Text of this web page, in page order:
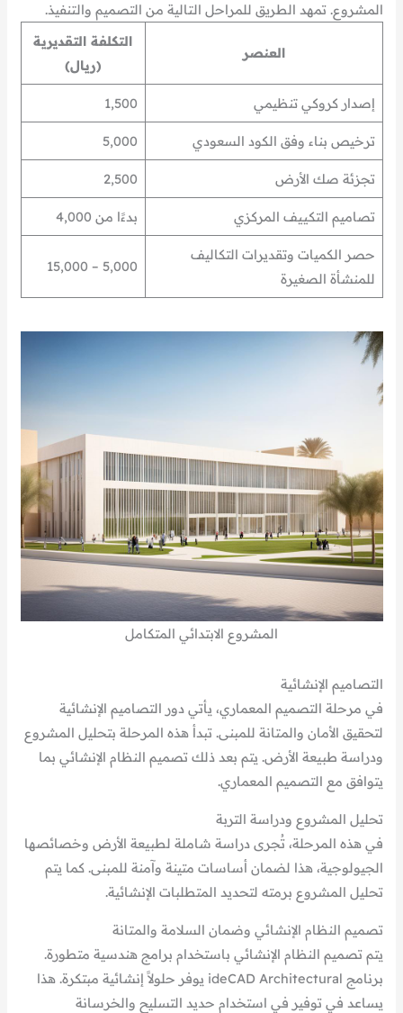
المشروع. تمهد الطريق للمراحل التالية من التصميم والتنفيذ.
العنصر
التكلفة التقديرية
(ريال)
إصدار كروكي تنظيمي 1,500
ترخيص بناء وفق الكود السعودي 5,000
تجزئة صك الأرض 2,500
تصاميم التكييف المركزي بدءًا من 4,000
حصر الكميات وتقديرات التكاليف
للمنشأة الصغيرة
5,000 – 15,000
المشروع الابتدائي المتكامل
التصاميم الإنشائية
في مرحلة التصميم المعماري، يأتي دور التصاميم الإنشائية
لتحقيق الأمان والمتانة للمبنى. تبدأ هذه المرحلة بتحليل المشروع
ودراسة طبيعة الأرض. يتم بعد ذلك تصميم النظام الإنشائي بما
يتوافق مع التصميم المعماري.
تحليل المشروع ودراسة التربة
في هذه المرحلة، تُجرى دراسة شاملة لطبيعة الأرض وخصائصها
الجيولوجية، هذا لضمان أساسات متينة وآمنة للمبنى. كما يتم
تحليل المشروع برمته لتحديد المتطلبات الإنشائية.
تصميم النظام الإنشائي وضمان السلامة والمتانة
يتم تصميم النظام الإنشائي باستخدام برامج هندسية متطورة.
برنامج ideCAD Architectural يوفر حلولاً إنشائية مبتكرة. هذا
يساعد في توفير في استخدام حديد التسليح والخرسانة